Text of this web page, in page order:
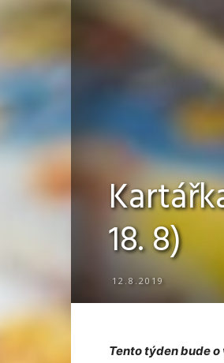
18. 8)
12.8.2019
Tento týden bude